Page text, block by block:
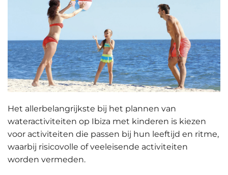
Het allerbelangrijkste bij het plannen van
wateractiviteiten op Ibiza met kinderen is kiezen
voor activiteiten die passen bij hun leeftijd en ritme,
waarbij risicovolle of veeleisende activiteiten
worden vermeden.